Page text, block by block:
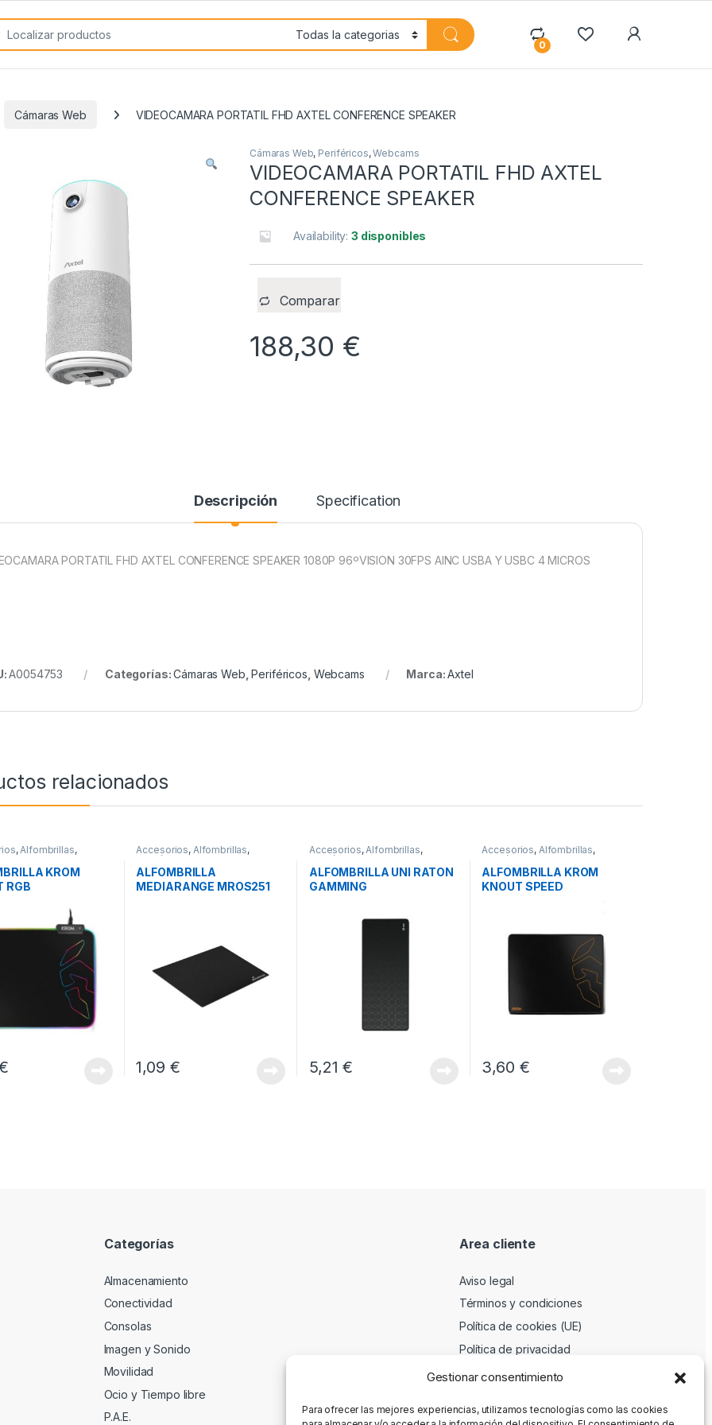
Gestionar consentimiento
Para ofrecer las mejores experiencias, utilizamos tecnologías como las cookies
for:
0
Cámaras Web VIDEOCAMARA PORTATIL FHD AXTEL CONFERENCE SPEAKER
Cámaras Web, Periféricos,Webcams
VIDEOCAMARA PORTATIL FHD AXTEL
CONFERENCE SPEAKER
Availability:3 disponibles
Comparar
188,30 €
Descripción Specification
PORTATIL FHD AXTEL CONFERENCE SPEAKER 1080P 96ºVISION 30FPS AINC USBA Y USBC 4 MICROS
A0054753 Categorías:Cámaras Web ,Periféricos Webcams Marca:Axtel
relacionados
,Alfombrillas,
KROM
RGB
Accesorios, Alfombrillas,
Periféricos
ALFOMBRILLA
MEDIARANGE MROS251
1,09 €
Accesorios,Alfombrillas,
Periféricos
ALFOMBRILLA UNI RATON
GAMMING
5,21€
Accesorios, Alfombrillas,
Periféricos
ALFOMBRILLA KROM
KNOUT SPEED
3,60 €
Categorías
Almacenamiento
Conectividad
Consolas
Imagen y Sonido
Movilidad
Ocio y Tiempo libre
P.A.E.
Area cliente
Aviso legal
Términos y condiciones
Política de cookies (UE)
Política de privacidad